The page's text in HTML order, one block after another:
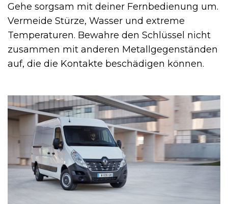
Gehe sorgsam mit deiner Fernbedienung um.
Vermeide Stürze, Wasser und extreme
Temperaturen. Bewahre den Schlüssel nicht
zusammen mit anderen Metallgegenständen
auf, die die Kontakte beschädigen können.